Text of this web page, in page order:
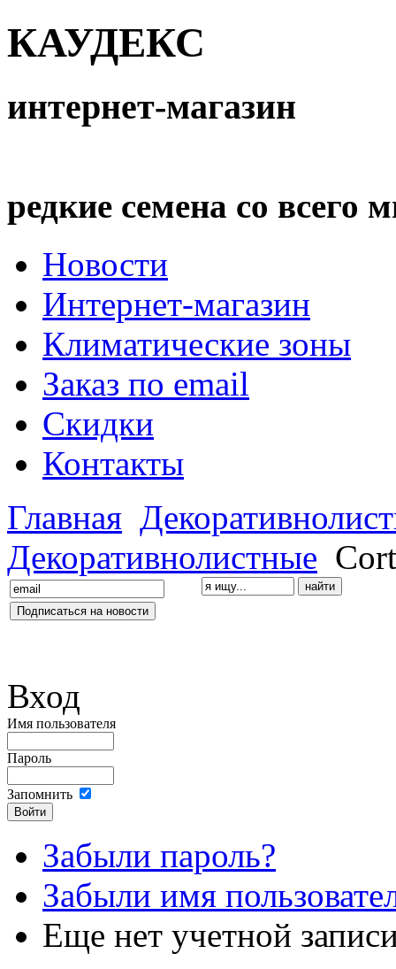
КАУДЕКС
интернет-магазин
редкие семена со всего
Новости
Интернет-магазин
Климатические зоны
Заказ по email
Скидки
Контакты
Главная
Декоративнолистные
Вход
Имя пользователя
Пароль
Запомнить
Забыли пароль?
Забыли имя
Еще нет учетной